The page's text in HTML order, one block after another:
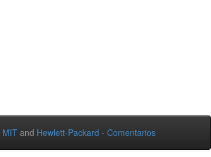
MIT and Hewlett-Packard - Comentarios